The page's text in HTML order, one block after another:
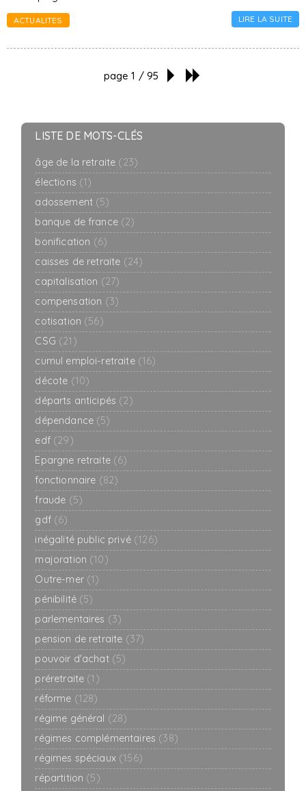
ACTUALITES LIRE LA SUITE
page 1 / 95
LISTE DE MOTS-CLÉS
âge de la retraite (23)
élections (1)
adossement (5)
banque de france (2)
bonification (6)
caisses de retraite (24)
capitalisation (27)
compensation (3)
cotisation (56)
CSG (21)
cumul emploi-retraite (16)
décote (10)
départs anticipés (2)
dépendance (5)
edf (29)
Epargne retraite (6)
fonctionnaire (82)
fraude (5)
gdf (6)
inégalité public privé (126)
majoration (10)
Outre-mer (1)
pénibilité (5)
parlementaires (3)
pension de retraite (37)
pouvoir d'achat (5)
préretraite (1)
réforme (128)
régime général (28)
régimes complémentaires (38)
régimes spéciaux (156)
répartition (5)